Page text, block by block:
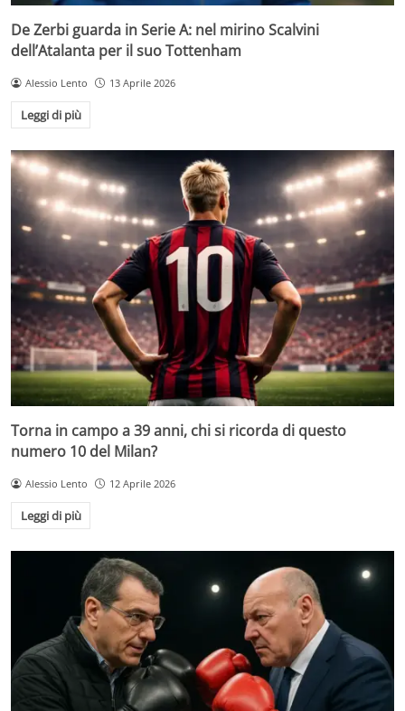
De Zerbi guarda in Serie A: nel mirino Scalvini
dell’Atalanta per il suo Tottenham
Alessio Lento 13 Aprile 2026
Leggi di più
Torna in campo a 39 anni, chi si ricorda di questo
numero 10 del Milan?
Alessio Lento 12 Aprile 2026
Leggi di più